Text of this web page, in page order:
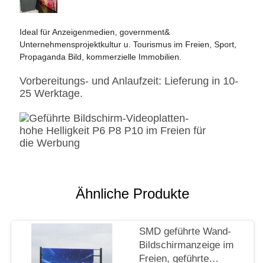
Ideal für Anzeigenmedien, government&
Unternehmensprojektkultur u. Tourismus im Freien, Sport,
Propaganda Bild, kommerzielle Immobilien.
Vorbereitungs- und Anlaufzeit: Lieferung in 10-
25 Werktage.
Ähnliche Produkte
SMD geführte Wand-
Bildschirmanzeige im
Freien, geführte